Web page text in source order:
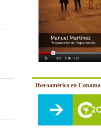
Iberoamérica en Conama